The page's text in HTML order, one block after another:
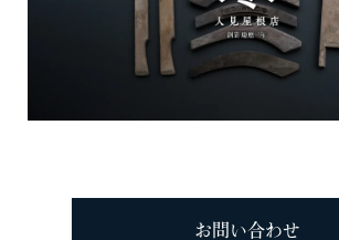
お問い合わせ